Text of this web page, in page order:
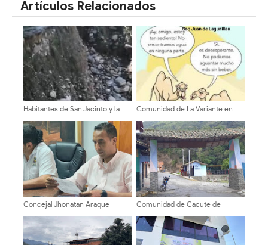
Artículos Relacionados
Habitantes de San Jacinto y la
colapso de la Cuesta de las
Heroínas
Comunidad de La Variante en
solución inmediata ante crisis
hídrica
​Concejal Jhonatan Araque
convoca a consulta pública
digital para la reforma del
Parque Metropolitano
Albarregas
Comunidad de Cacute de
transporte público